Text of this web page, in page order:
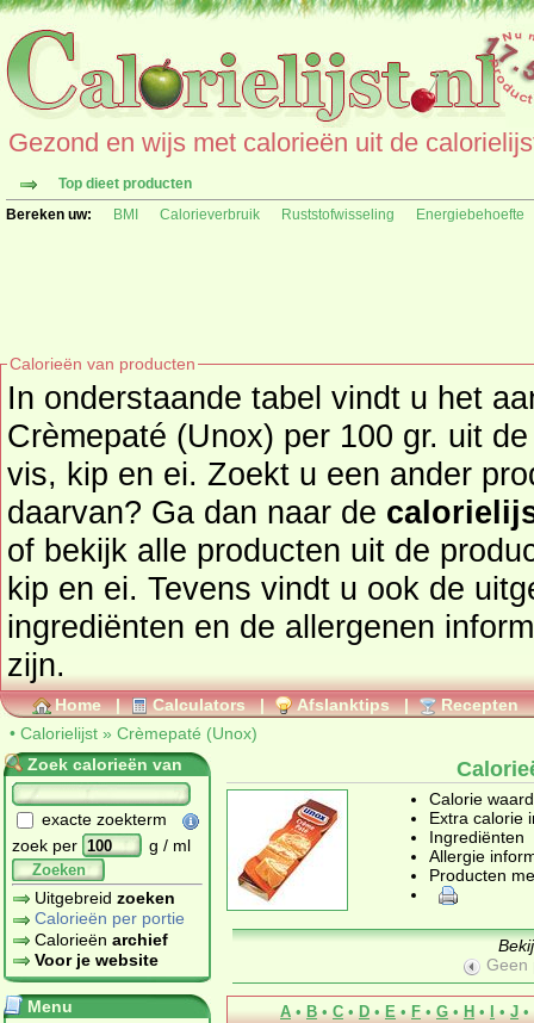
Gezond en wijs met calorieën uit de
Top dieet producten
Bereken uw:
BMI Calorieverbruik Ruststofwisseling Energiebehoefte
Calorieën van producten
In onderstaande tabel vindt u het
Crèmepaté (Unox) per 100 gr. uit de productgroep vlees(waren),
vis, kip en ei. Zoekt u een ander
daarvan? Ga dan naar de
of bekijk alle producten uit de
kip en ei. Tevens vindt u ook de uitgebreide calorie informatie,
ingrediënten en de allergenen informatie als deze beschikbaar
zijn.
Home | Calculators | Afslanktips | Recepten
• Calorielijst » Crèmepaté (Unox)
Zoek calorieën van
exacte zoekterm
zoek per
g / ml
Zoeken
Uitgebreid zoeken
Calorieën per portie
Calorieën archief
Voor je website
Menu
Calorie
Extra calorie
Ingrediënten
Allergie
Producten
Geen
A • B • C • D • E • F • G • H • I • J •